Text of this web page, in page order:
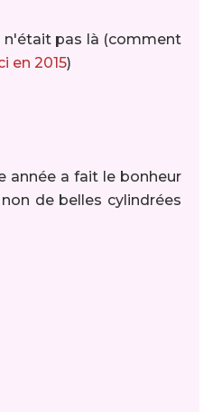
n'était pas là (comment
en 2015)
année a fait le bonheur
de belles cylindrées